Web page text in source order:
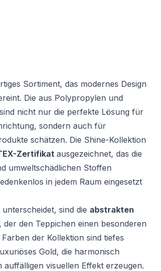
Sortiment, das modernes Design
Die aus Polypropylen und
nicht nur die perfekte Lösung für
sondern auch für
schätzen. Die Shine-Kollektion
Zertifikatausgezeichnet, das die
umweltschädlichen Stoffen
in jedem Raum eingesetzt
sind die abstrakten
, der den Teppichen einen besonderen
der Kollektion sind tiefes
Gold, die harmonisch
auffälligen visuellen Effekt erzeugen.